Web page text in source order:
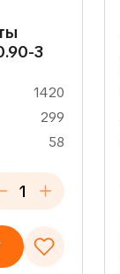
3
1420
299
58